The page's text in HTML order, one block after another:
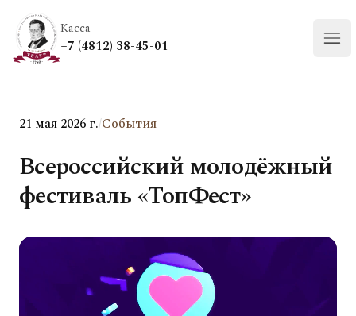
Касса
+7 (4812) 38-45-01
21 мая 2026 г./События
Всероссийский молодёжный
фестиваль «ТопФест»